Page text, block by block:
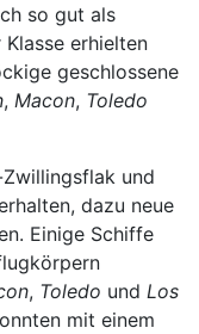
so gut als
erhielten
geschlossene
, Macon, Toledo
und
dazu neue
Einige Schiffe
, Toledo und Los
mit einem